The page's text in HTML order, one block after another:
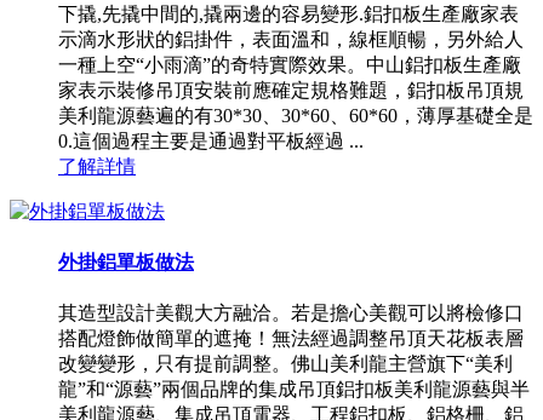
下撬,先撬中間的,撬兩邊的容易變形.鋁扣板生產廠家表
示滴水形狀的鋁掛件，表面溫和，線框順暢，另外給人
一種上空“小雨滴”的奇特實際效果。中山鋁扣板生產廠
家表示裝修吊頂安裝前應確定規格難題，鋁扣板吊頂規
美利龍源藝遍的有30*30、30*60、60*60，薄厚基礎全是
0.這個過程主要是通過對平板經過 ...
了解詳情
外掛鋁單板做法
其造型設計美觀大方融洽。若是擔心美觀可以將檢修口
搭配燈飾做簡單的遮掩！無法經過調整吊頂天花板表層
改變變形，只有提前調整。佛山美利龍主營旗下“美利
龍”和“源藝”兩個品牌的集成吊頂鋁扣板美利龍源藝與半
美利龍源藝、集成吊頂電器、工程鋁扣板、鋁格柵、鋁